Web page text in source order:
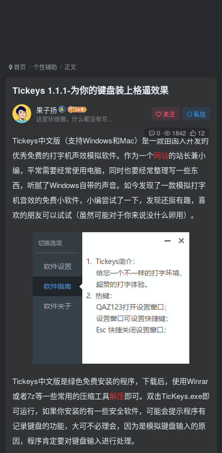
首页 个性辅助 正文
Tickeys 1.1.1-为你的键盘装上格逼效果
果子扬
这家伙很懒，什么都没有写...
关注 私信
0 1842 12
Tickeys中文版（支持Windows和Mac）是一款由国人开发的
优秀免费的打字机声效模拟软件。作为一个网站的站长兼小
编，平常需要经常使用电脑，同时也要经常整理写一些东
西，听腻了Windows自带的声音。如今发现了一款模拟打字
机音效的免费小软件，小编尝试了一下，发现还挺有趣，喜
欢的朋友可以试试（虽然可能对于你来说没什么卵用）。
Tickeys中文版是绿色免费安装的程序，下载后，使用Winrar
或者7z等一些常用的压缩工具解压即可。双击TicKeys.exe即
可运行，如果你安装的有一些安全软件，可能会提示程序有
记录键盘的功能，大可不必理会，因为是模拟键盘输入的原
因，程序肯定要对键盘输入进行处理。